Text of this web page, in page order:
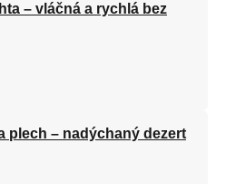
– vláčná a rychlá bez
plech – nadýchaný dezert